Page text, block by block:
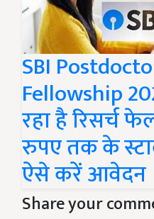
SBI
Fellowship
रहा है रिसर्च
रुपए तक के
ऐसे करें आवेदन
Share your